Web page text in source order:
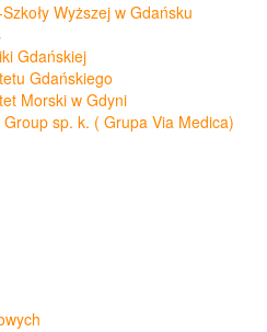
Wyższej w Gdańsku
Gdańskiej
Gdańskiego
Morski w Gdyni
sp. k. ( Grupa Via Medica)